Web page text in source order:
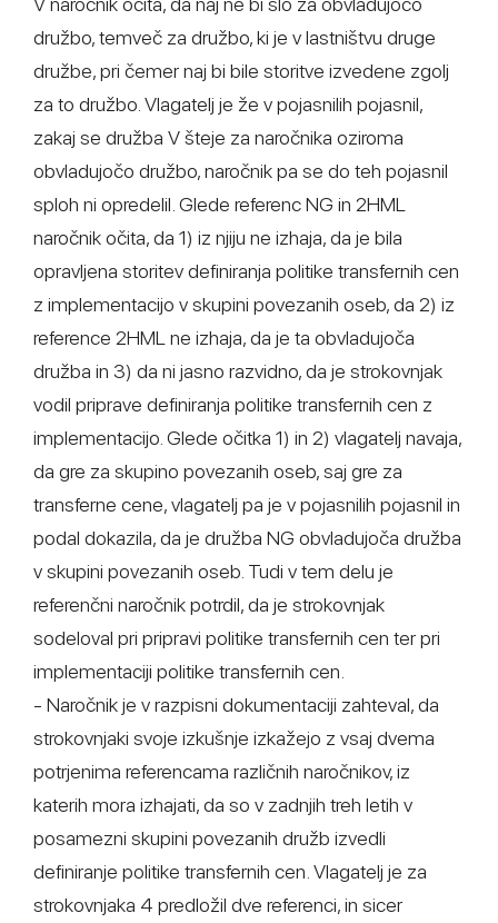
družbo, temveč za družbo, ki je v lastništvu druge
družbe, pri čemer naj bi bile storitve izvedene zgolj
za to družbo. Vlagatelj je že v pojasnilih pojasnil,
zakaj se družba V šteje za naročnika oziroma
obvladujočo družbo, naročnik pa se do teh pojasnil
sploh ni opredelil. Glede referenc NG in 2HML
naročnik očita, da 1) iz njiju ne izhaja, da je bila
opravljena storitev definiranja politike transfernih cen
z implementacijo v skupini povezanih oseb, da 2) iz
reference 2HML ne izhaja, da je ta obvladujoča
družba in 3) da ni jasno razvidno, da je strokovnjak
vodil priprave definiranja politike transfernih cen z
implementacijo. Glede očitka 1) in 2) vlagatelj navaja,
da gre za skupino povezanih oseb, saj gre za
transferne cene, vlagatelj pa je v pojasnilih pojasnil in
podal dokazila, da je družba NG obvladujoča družba
v skupini povezanih oseb. Tudi v tem delu je
referenčni naročnik potrdil, da je strokovnjak
sodeloval pri pripravi politike transfernih cen ter pri
implementaciji politike transfernih cen.
- Naročnik je v razpisni dokumentaciji zahteval, da
strokovnjaki svoje izkušnje izkažejo z vsaj dvema
potrjenima referencama različnih naročnikov, iz
katerih mora izhajati, da so v zadnjih treh letih v
posamezni skupini povezanih družb izvedli
definiranje politike transfernih cen. Vlagatelj je za
strokovnjaka 4 predložil dve referenci, in sicer